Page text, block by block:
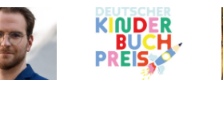
Shortlist des
Deutschen
Kinderbuchpreises
2026
Thalia eröffnet
am Grazer
Hauptplatz auf